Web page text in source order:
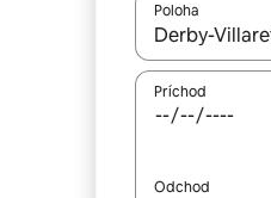
Poloha
Keď budú
Príchod
Odchod